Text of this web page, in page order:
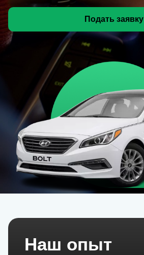
Подать заявку
Наш опыт